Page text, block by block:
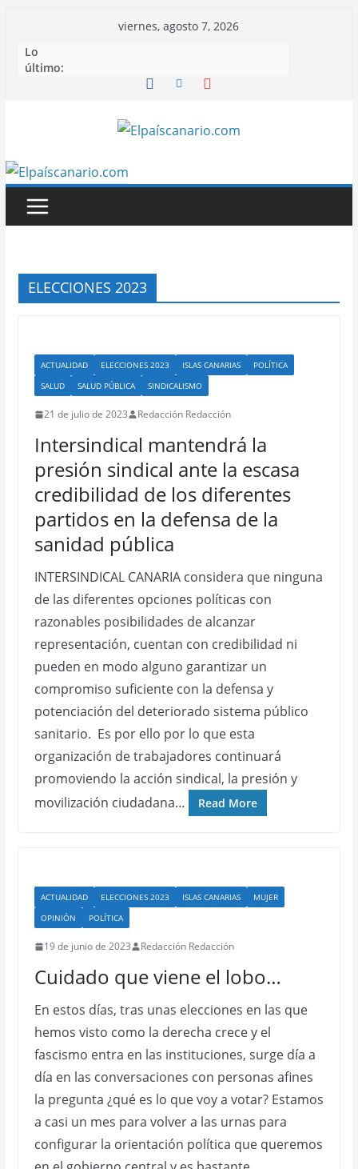
contenido
viernes, agosto 7, 2026
Lo
último:
ELECCIONES 2023
ACTUALIDAD ELECCIONES 2023 ISLAS CANARIAS
POLÍTICA
SALUD
SALUD PÚBLICA SINDICALISMO
21 de julio de 2023 Redacción Redacción
Intersindical mantendrá la
presión sindical ante la escasa
credibilidad de los diferentes
partidos en la defensa de la
sanidad pública
INTERSINDICAL CANARIA considera que ninguna
de las diferentes opciones políticas con
razonables posibilidades de alcanzar
representación, cuentan con credibilidad ni
pueden en modo alguno garantizar un
compromiso suficiente con la defensa y
potenciación del deteriorado sistema público
sanitario. Es por ello por lo que esta
organización de trabajadores continuará
promoviendo la acción sindical, la presión y
movilización ciudadana…
Read More
ACTUALIDAD ELECCIONES 2023 ISLAS CANARIAS
MUJER
OPINIÓN
POLÍTICA
19 de junio de 2023 Redacción Redacción
Cuidado que viene el lobo…
En estos días, tras unas elecciones en las que
hemos visto como la derecha crece y el
fascismo entra en las instituciones, surge día a
día en las conversaciones con personas afines
la pregunta ¿qué es lo que voy a votar? Estamos
a casi un mes para volver a las urnas para
configurar la orientación política que queremos